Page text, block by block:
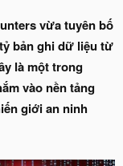
vừa tuyên bố
bản ghi dữ liệu từ
là một trong
vào nền tảng
giới an ninh